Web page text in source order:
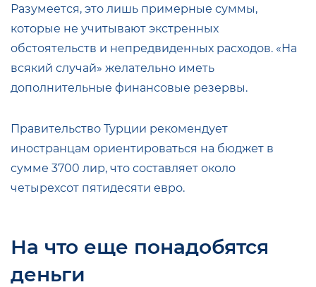
Разумеется, это лишь примерные суммы,
которые не учитывают экстренных
обстоятельств и непредвиденных расходов. «На
всякий случай» желательно иметь
дополнительные финансовые резервы.
Правительство Турции рекомендует
иностранцам ориентироваться на бюджет в
сумме 3700 лир, что составляет около
четырехсот пятидесяти евро.
На что еще понадобятся
деньги